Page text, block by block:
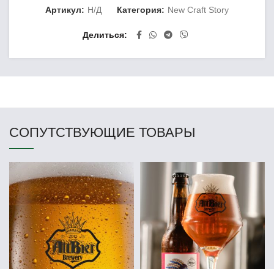
Артикул: Н/Д Категория: New Craft Story
Делиться
СОПУТСТВУЮЩИЕ ТОВАРЫ